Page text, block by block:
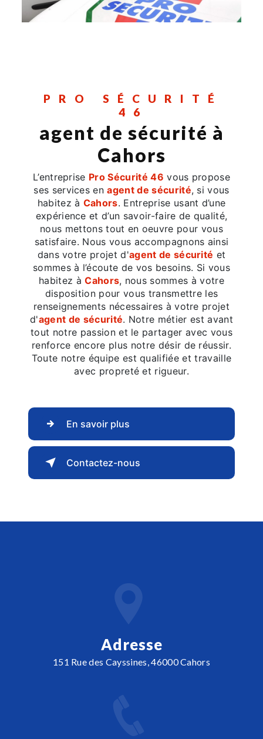
PRO SÉCURITÉ
46
agent de sécurité à
Cahors
L’entreprise Pro Sécurité 46 vous propose
ses services enagent de sécurité, si vous
habitez à Cahors. Entreprise usant d’une
expérience et d’un savoir-faire de qualité,
nous mettons tout en oeuvre pour vous
satisfaire. Nous vous accompagnons ainsi
dans votre projet d'agent de sécurité et
sommes à l’écoute de vos besoins. Si vous
habitez àCahors, nous sommes à votre
disposition pour vous transmettre les
renseignements nécessaires à votre projet
d'agent de sécurité. Notre métier est avant
tout notre passion et le partager avec vous
renforce encore plus notre désir de réussir.
Toute notre équipe est qualifiée et travaille
avec propreté et rigueur.
En savoir plus
Contactez-nous
Adresse
151 Rue des Cayssines, 46000 Cahors